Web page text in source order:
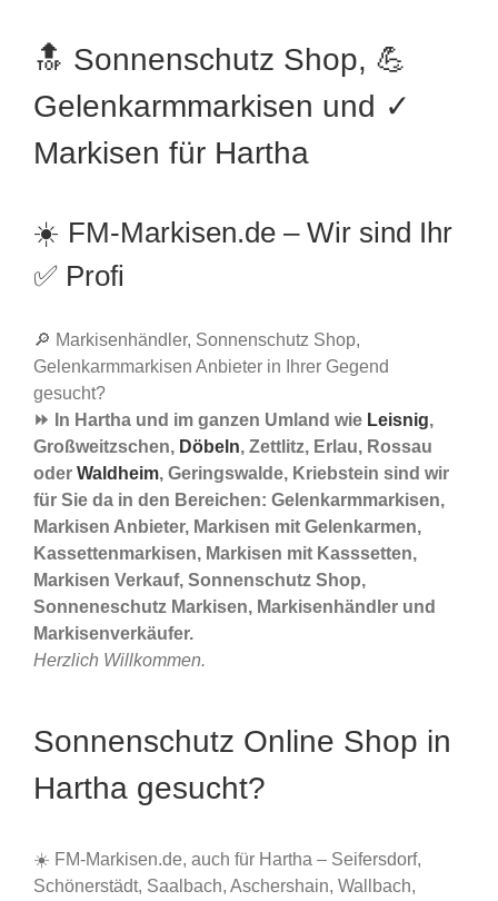
🔝 Sonnenschutz Shop, 💪
Gelenkarmmarkisen und ✓
Markisen für Hartha
☀️ FM-Markisen.de – Wir sind Ihr
✅ Profi
🔎 Markisenhändler, Sonnenschutz Shop,
Gelenkarmmarkisen Anbieter in Ihrer Gegend
gesucht?
⏩ In Hartha und im ganzen Umland wie Leisnig,
Großweitzschen, Döbeln, Zettlitz, Erlau, Rossau
oder Waldheim, Geringswalde, Kriebstein sind wir
für Sie da in den Bereichen: Gelenkarmmarkisen,
Markisen Anbieter, Markisen mit Gelenkarmen,
Kassettenmarkisen, Markisen mit Kasssetten,
Markisen Verkauf, Sonnenschutz Shop,
Sonneneschutz Markisen, Markisenhändler und
Markisenverkäufer.
Herzlich Willkommen.
Sonnenschutz Online Shop in
Hartha gesucht?
☀️ FM-Markisen.de, auch für Hartha – Seifersdorf,
Schönerstädt, Saalbach, Aschershain, Wallbach,